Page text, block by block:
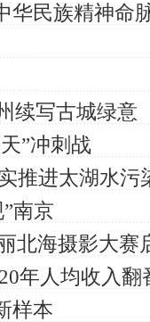
华民族精神命
续写古城绿意
”冲刺战
推进太湖水污
南京
北海摄影大赛
年人均收入翻
样本